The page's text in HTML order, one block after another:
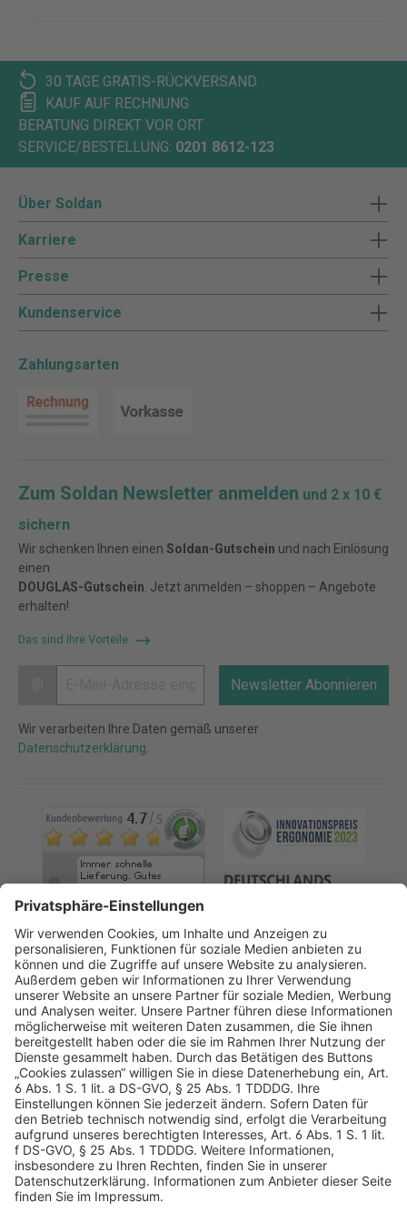
30 TAGE GRATIS-RÜCKVERSAND
KAUF AUF RECHNUNG
BERATUNG DIREKT VOR ORT
SERVICE/BESTELLUNG: 0201 8612-123
Über Soldan
Karriere
Presse
Kundenservice
Zahlungsarten
Zum Soldan Newsletter anmelden und 2 x 10 €
sichern
Wir schenken Ihnen einen Soldan-Gutschein und nach Einlösung
einen
DOUGLAS-Gutschein . Jetzt anmelden – shoppen – Angebote
erhalten!
Das sind Ihre Vorteile
Newsletter Abonnieren
Wir verarbeiten Ihre Daten gemäß unserer
Datenschutzerklärung
AGB Datenschutz
Impressum
Sicherheitshinweis
Compliance